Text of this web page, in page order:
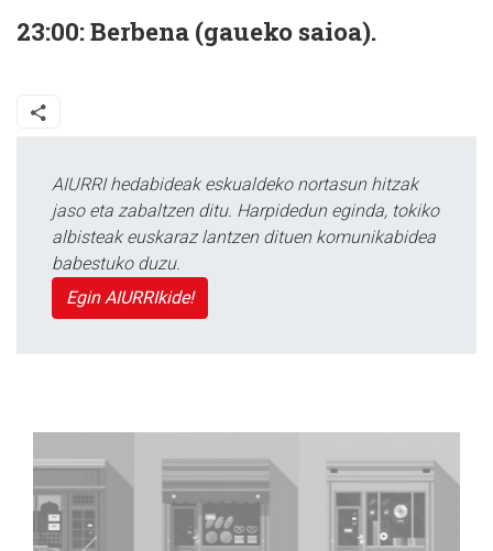
23:00: Berbena (gaueko saioa).
AIURRI hedabideak eskualdeko nortasun hitzak
jaso eta zabaltzen ditu. Harpidedun eginda, tokiko
albisteak euskaraz lantzen dituen komunikabidea
babestuko duzu.
Egin AIURRIkide!